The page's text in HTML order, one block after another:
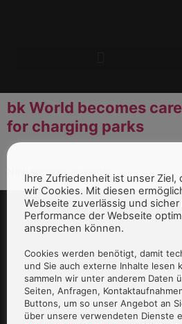
bk World becomes
for charging parks
New services available
Ihre Zufriedenheit ist unser Ziel,
wir Cookies. Mit diesen
Webseite zuverlässig und sicher
Performance der Webseite
ansprechen können.
Cookies werden benötigt, damit
und Sie auch externe Inhalte lesen
sammeln wir unter anderem Daten
Seiten, Anfragen,
Buttons, um so unser Angebot an
über unsere verwendeten Dienste